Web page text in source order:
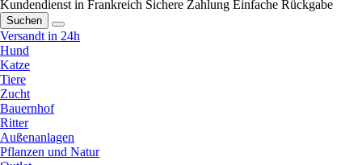
Kundendienst in Frankreich Sichere Zahlung Einfache Rückgabe
Suchen
Versandt in 24h
Hund
Katze
Tiere
Zucht
Bauernhof
Ritter
Außenanlagen
Pflanzen und Natur